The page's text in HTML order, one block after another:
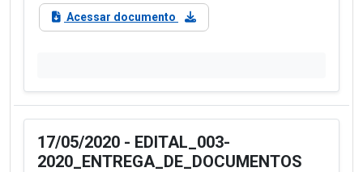
Acessar documento
17/05/2020 - EDITAL_003-
2020_ENTREGA_DE_DOCUMENTOS